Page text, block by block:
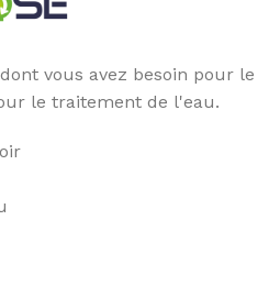
vous avez besoin pour le
le traitement de l'eau.